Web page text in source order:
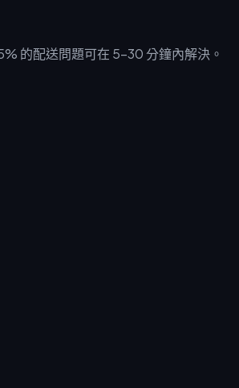
的配送問題可在 5-30 分鐘內解決。